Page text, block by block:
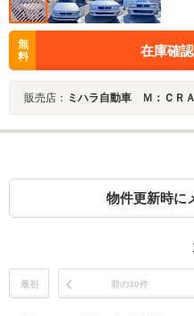
無
料
在庫確
販売店： ミハラ自動車 Ｍ：ＣＲ
物件更新時に
最初 前の30件